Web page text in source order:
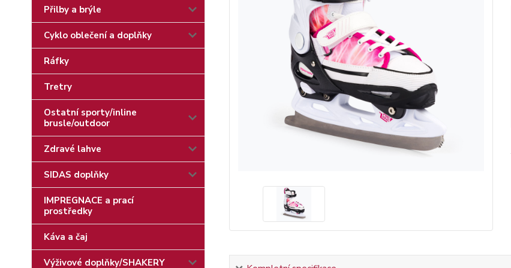
Přilby a brýle
Cyklo oblečení a doplňky
Ráfky
Tretry
Ostatní sporty/inline
brusle/outdoor
Zdravé lahve
SIDAS doplňky
IMPREGNACE a prací
prostředky
Káva a čaj
Výživové doplňky/SHAKERY